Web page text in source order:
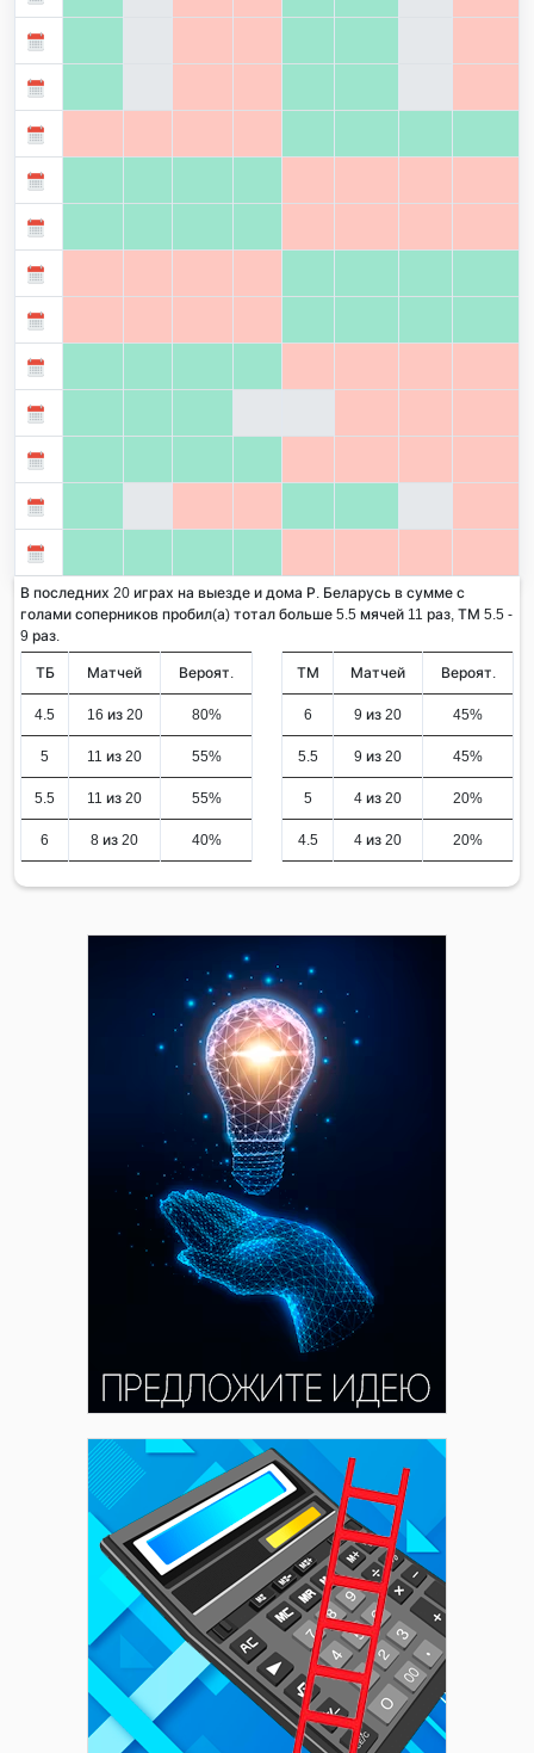
В последних 20 играх на выезде и дома Р. Беларусь в сумме с
голами соперников пробил(а) тотал больше 5.5 мячей 11 раз, ТМ 5.5 -
9 раз.
ТБ Матчей Вероят.
4.5 16 из 20 80%
5 11 из 20 55%
5.5 11 из 20 55%
6 8 из 20 40%
ТМ Матчей Вероят.
6 9 из 20 45%
5.5 9 из 20 45%
5 4 из 20 20%
4.5 4 из 20 20%